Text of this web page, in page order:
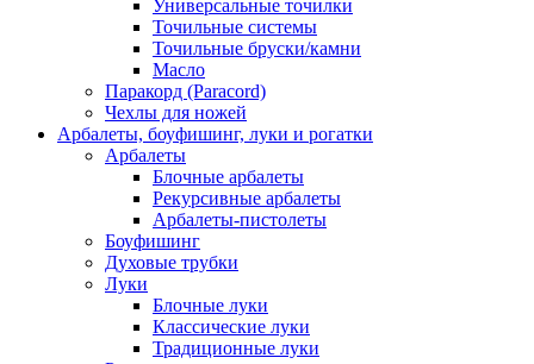
Универсальные точилки
Точильные системы
Точильные бруски/камни
Масло
Паракорд (Paracord)
Чехлы для ножей
Арбалеты, боуфишинг, луки и рогатки
Арбалеты
Блочные арбалеты
Рекурсивные арбалеты
Арбалеты-пистолеты
Боуфишинг
Духовые трубки
Луки
Блочные луки
Классические луки
Традиционные луки